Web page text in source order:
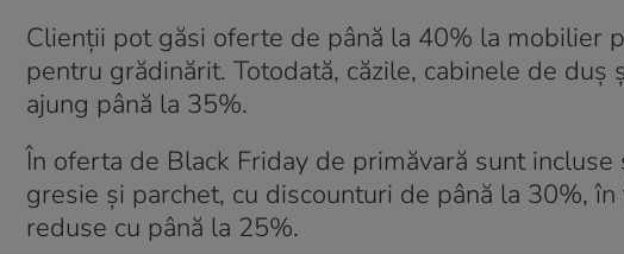
Clienții pot găsi oferte de până la 40% la mobilier
pentru grădinărit. Totodată, căzile, cabinele de
ajung până la 35%.
În oferta de Black Friday de primăvară sunt
gresie și parchet, cu discounturi de până la 30%,
reduse cu până la 25%.